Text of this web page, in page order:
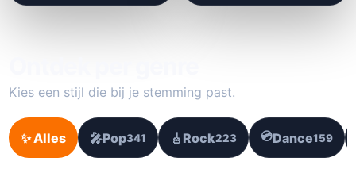
Kies een stijl die bij je stemming past.
✨ Alles 🎤Pop341 🎸 Rock223 💿Dance159